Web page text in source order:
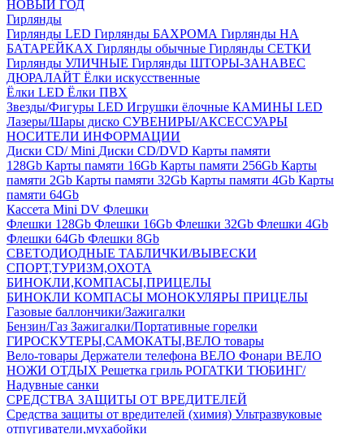
НОВЫЙ ГОД
Гирлянды
Гирлянды LED Гирлянды БАХРОМА Гирлянды НА
БАТАРЕЙКАХ Гирлянды обычные Гирлянды СЕТКИ
Гирлянды УЛИЧНЫЕ Гирлянды ШТОРЫ-ЗАНАВЕС
ДЮРАЛАЙТ Ёлки искусственные
Ёлки LED Ёлки ПВХ
Звезды/Фигуры LED Игрушки ёлочные КАМИНЫ LED
Лазеры/Шары диско СУВЕНИРЫ/АКСЕССУАРЫ
НОСИТЕЛИ ИНФОРМАЦИИ
Диски CD/ Mini Диски CD/DVD Карты памяти
128Gb Карты памяти 16Gb Карты памяти 256Gb Карты
памяти 2Gb Карты памяти 32Gb Карты памяти 4Gb Карты
памяти 64Gb
Кассета Mini DV Флешки
Флешки 128Gb Флешки 16Gb Флешки 32Gb Флешки 4Gb
Флешки 64Gb Флешки 8Gb
СВЕТОДИОДНЫЕ ТАБЛИЧКИ/ВЫВЕСКИ
СПОРТ,ТУРИЗМ,ОХОТА
БИНОКЛИ,КОМПАСЫ,ПРИЦЕЛЫ
БИНОКЛИ КОМПАСЫ МОНОКУЛЯРЫ ПРИЦЕЛЫ
Газовые баллончики/Зажигалки
Бензин/Газ Зажигалки/Портативные горелки
ГИРОСКУТЕРЫ,САМОКАТЫ,ВЕЛО товары
Вело-товары Держатели телефона ВЕЛО Фонари ВЕЛО
НОЖИ ОТДЫХ Решетка гриль РОГАТКИ ТЮБИНГ/
Надувные санки
СРЕДСТВА ЗАЩИТЫ ОТ ВРЕДИТЕЛЕЙ
Средства защиты от вредителей (химия) Ультразвуковые
отпугиватели,мухабойки